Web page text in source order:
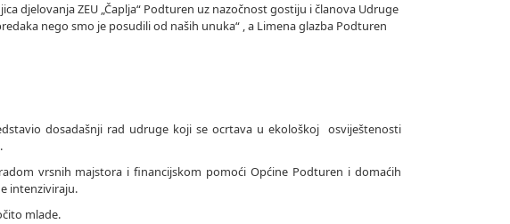
djelovanja ZEU „Čaplja“ Podturen uz nazočnost gostiju i članova Udruge
nego smo je posudili od naših unuka“ , a Limena glazba Podturen
dosadašnji rad udruge koji se ocrtava u ekološkoj osviještenosti
vrsnih majstora i financijskom pomoći Općine Podturen i domaćih
intenziviraju.
mlade.